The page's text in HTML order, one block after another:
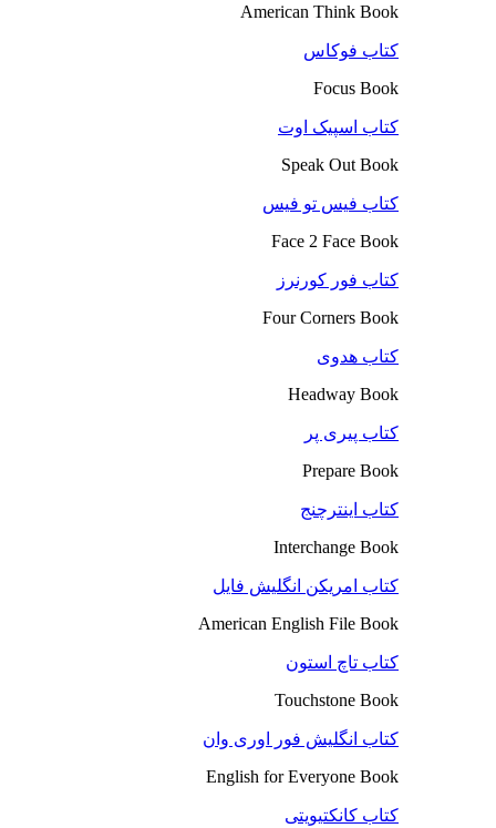
American Think Book
کتاب فوکاس
Focus Book
کتاب اسپیک اوت
Speak Out Book
کتاب فیس تو فیس
Face 2 Face Book
کتاب فور کورنرز
Four Corners Book
کتاب هدوی
Headway Book
کتاب پیری پر
Prepare Book
کتاب اینترچنج
Interchange Book
کتاب امریکن انگلیش فایل
American English File Book
کتاب تاچ استون
Touchstone Book
کتاب انگلیش فور اوری وان
English for Everyone Book
کتاب کانکتیویتی